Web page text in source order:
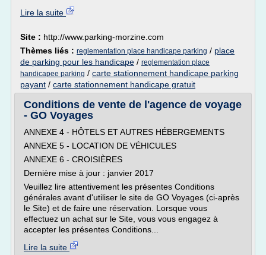
Lire la suite
Site : http://www.parking-morzine.com
Thèmes liés : reglementation place handicape parking / place
de parking pour les handicape / reglementation place
handicapee parking / carte stationnement handicape parking
payant / carte stationnement handicape gratuit
Conditions de vente de l'agence de voyage
- GO Voyages
ANNEXE 4 - HÔTELS ET AUTRES HÉBERGEMENTS
ANNEXE 5 - LOCATION DE VÉHICULES
ANNEXE 6 - CROISIÈRES
Dernière mise à jour : janvier 2017
Veuillez lire attentivement les présentes Conditions
générales avant d'utiliser le site de GO Voyages (ci-après
le Site) et de faire une réservation. Lorsque vous
effectuez un achat sur le Site, vous vous engagez à
accepter les présentes Conditions...
Lire la suite